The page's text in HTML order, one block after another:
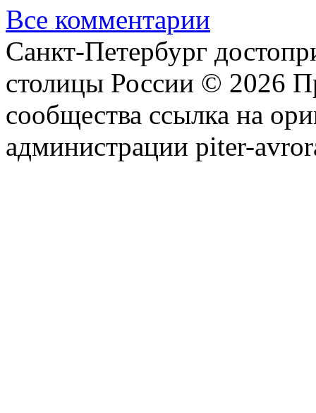
Все комментарии
Санкт-Петербург
столицы России © 2026
сообщества ссылка на
администрации piter-